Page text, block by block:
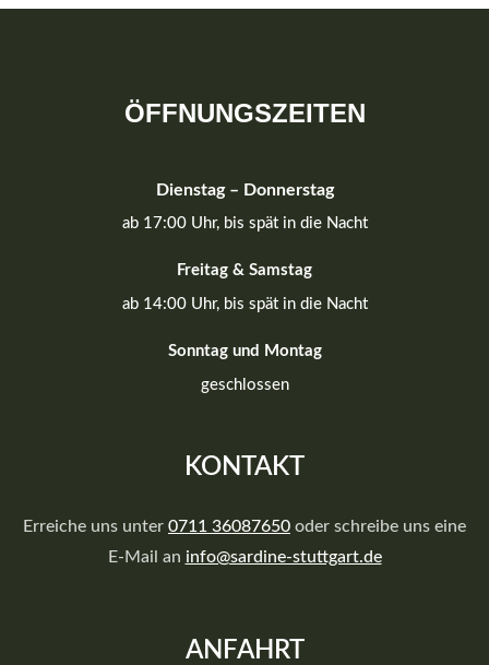
ÖFFNUNGSZEITEN
Dienstag – Donnerstag
ab 17:00 Uhr, bis spät in die Nacht
Freitag & Samstag
ab 14:00 Uhr, bis spät in die Nacht
Sonntag und Montag
geschlossen
KONTAKT
Erreiche uns unter 0711 36087650 oder schreibe uns eine
E-Mail an info@sardine-stuttgart.de
ANFAHRT